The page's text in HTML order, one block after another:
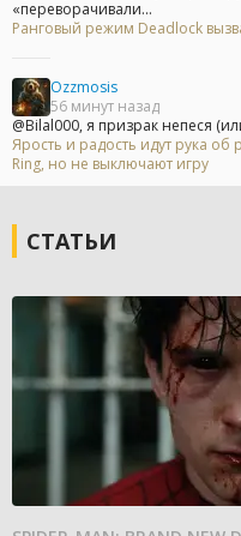
«переворачивали...
Ранговый режим Deadlock
Ozzmosis
56 минут назад
@Bilal000, я призрак непеся
Ярость и радость идут рука об
Ring, но не выключают игру
СТАТЬИ